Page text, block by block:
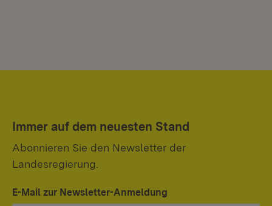
Immer auf dem neuesten Stand
Abonnieren Sie den Newsletter der
Landesregierung.
E-Mail zur Newsletter-Anmeldung